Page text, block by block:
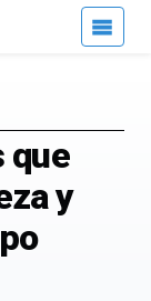
que
y